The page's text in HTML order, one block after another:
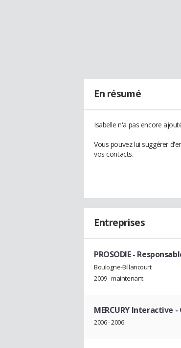
En résumé
Isabelle n'a pas encore
Vous pouvez lui suggérer
vos contacts.
Entreprises
PROSODIE-
Boulogne-Billancourt
2009 - maintenant
MERCURY Interactive -
2006 - 2006